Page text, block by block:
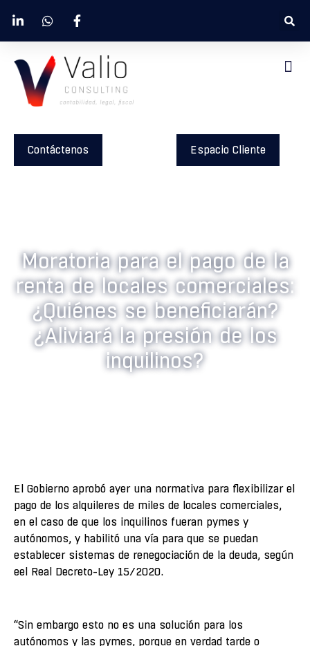
Contáctenos Espacio Cliente
Moratoria para el pago de la
renta de locales comerciales:
¿Quiénes se beneficiarán?
¿Aliviará la presión de los
inquilinos?
El Gobierno aprobó ayer una normativa para flexibilizar el
pago de los alquileres de miles de locales comerciales,
en el caso de que los inquilinos fueran pymes y
autónomos, y habilitó una vía para que se puedan
establecer sistemas de renegociación de la deuda, según
eel Real Decreto-Ley 15/2020.
“Sin embargo esto no es una solución para los
autónomos y las pymes, porque en verdad tarde o